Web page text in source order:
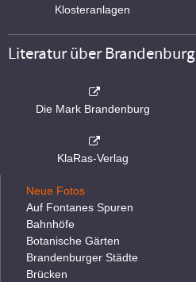
Klosteranlagen
Literatur über Brandenburg
Die Mark Brandenburg
KlaRas-Verlag
Neue Fotos
Auf Fontanes Spuren
Bahnhöfe
Botanische Gärten
Brandenburger Städte
Brücken